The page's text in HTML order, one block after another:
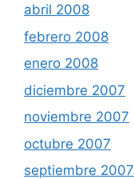
abril 2008
febrero 2008
enero 2008
diciembre 2007
noviembre 2007
octubre 2007
septiembre 2007